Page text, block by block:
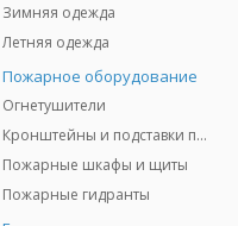
Зимняя одежда
Летняя одежда
Пожарное оборудование
Огнетушители
Кронштейны и подставки под огнетушители
Пожарные шкафы и щиты
Пожарные гидранты